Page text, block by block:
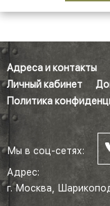
Адреса и контакты
Личный кабинет
Политика
Мы в соц-сетях:
Адрес:
г. Москва,